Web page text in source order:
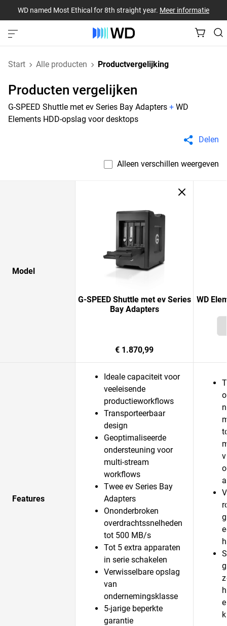
WD named Most Ethical for 8th straight year. Meer informatie
Start Alle producten Productvergelijking
Producten vergelijken
G-SPEED Shuttle met ev Series Bay Adapters + WD
Elements HDD-opslag voor desktops
Delen
Alleen verschillen weergeven
Model
G-SPEED Shuttle met ev Series
Bay Adapters
€ 1.870,99
WD
Features
Ideale capaciteit voor
veeleisende
productieworkflows
Transporteerbaar
design
Geoptimaliseerde
ondersteuning voor
multi-stream
workflows
Twee ev Series Bay
Adapters
Ononderbroken
overdrachtssnelheden
tot 500 MB/s
Tot 5 extra apparaten
in serie schakelen
Verwisselbare opslag
van
ondernemingsklasse
5-jarige beperkte
garantie